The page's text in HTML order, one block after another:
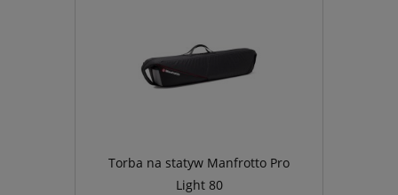
Torba na statyw Manfrotto Pro
Light 80